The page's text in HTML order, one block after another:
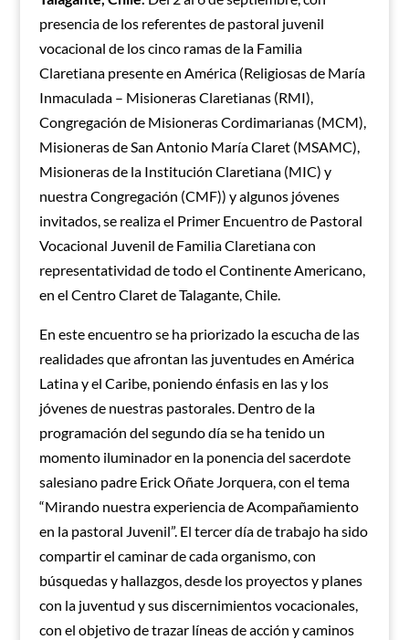
presencia de los referentes de pastoral juvenil
vocacional de los cinco ramas de la Familia
Claretiana presente en América (Religiosas de María
Inmaculada – Misioneras Claretianas (RMI),
Congregación de Misioneras Cordimarianas (MCM),
Misioneras de San Antonio María Claret (MSAMC),
Misioneras de la Institución Claretiana (MIC) y
nuestra Congregación (CMF)) y algunos jóvenes
invitados, se realiza el Primer Encuentro de Pastoral
Vocacional Juvenil de Familia Claretiana con
representatividad de todo el Continente Americano,
en el Centro Claret de Talagante, Chile.
En este encuentro se ha priorizado la escucha de las
realidades que afrontan las juventudes en América
Latina y el Caribe, poniendo énfasis en las y los
jóvenes de nuestras pastorales. Dentro de la
programación del segundo día se ha tenido un
momento iluminador en la ponencia del sacerdote
salesiano padre Erick Oñate Jorquera, con el tema
“Mirando nuestra experiencia de Acompañamiento
en la pastoral Juvenil”. El tercer día de trabajo ha sido
compartir el caminar de cada organismo, con
búsquedas y hallazgos, desde los proyectos y planes
con la juventud y sus discernimientos vocacionales,
con el objetivo de trazar líneas de acción y caminos